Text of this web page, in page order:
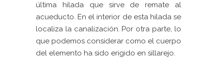
última hilada que sirve de remate al
acueducto. En el interior de esta hilada se
localiza la canalización. Por otra parte, lo
que podemos considerar como el cuerpo
del elemento ha sido erigido en sillarejo.